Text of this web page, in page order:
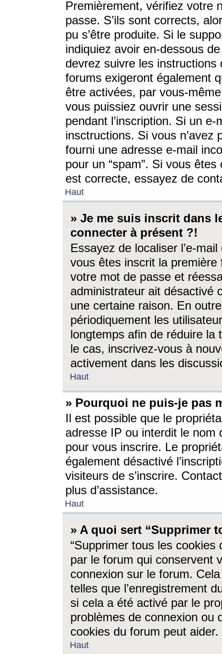
Premièrement, vérifiez votre
passe. S’ils sont corrects,
pu s’être produite. Si le
indiquiez avoir en-dessous
devrez suivre les
forums exigeront également
être activées, par vous-
vous puissiez ouvrir une
pendant l’inscription. Si un
insctructions. Si vous n’avez
fourni une adresse e-mail
pour un “spam”. Si vous
est correcte, essayez de
Haut
» Je me suis inscrit dans
connecter à présent ?!
Essayez de localiser l’e-
vous êtes inscrit la première
votre mot de passe et
administrateur ait désactivé
une certaine raison. En
périodiquement les
longtemps afin de réduire la
le cas, inscrivez-vous à
activement dans les
Haut
» Pourquoi ne puis-je pas
Il est possible que le
adresse IP ou interdit le nom
pour vous inscrire. Le
également désactivé
visiteurs de s’inscrire.
plus d’assistance.
Haut
» A quoi sert “Supprimer
“Supprimer tous les cookies
par le forum qui conservent
connexion sur le forum.
telles que l’enregistrement
si cela a été activé par le
problèmes de connexion ou
cookies du forum peut aider.
Haut